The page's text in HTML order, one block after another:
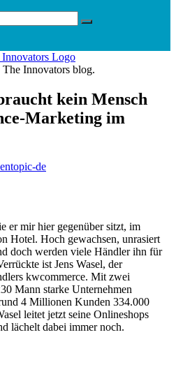
The Innovators blog.
kein Mensch
Marketing im
de
er mir hier gegenüber sitzt, im
Hotel. Hoch gewachsen, unrasiert
doch werden viele Händler ihn für
ist Jens Wasel, der
kwcommerce. Mit zwei
Mann starke Unternehmen
4 Millionen Kunden 334.000
leitet jetzt seine Onlineshops
lächelt dabei immer noch.